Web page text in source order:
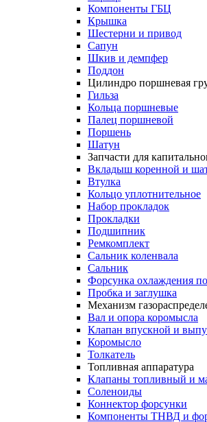
Компоненты ГБЦ
Крышка
Шестерни и привод
Сапун
Шкив и демпфер
Поддон
Цилиндро поршневая
Гильза
Кольца поршневые
Палец поршневой
Поршень
Шатун
Запчасти для
Вкладыш коренной и
Втулка
Кольцо уплотнительное
Набор прокладок
Прокладки
Подшипник
Ремкомплект
Сальник коленвала
Сальник
Форсунка охлаждения
Пробка и заглушка
Механизм
Вал и опора коромысла
Клапан впускной и
Коромысло
Толкатель
Топливная аппаратура
Клапаны топливный и
Соленоиды
Коннектор форсунки
Компоненты ТНВД и